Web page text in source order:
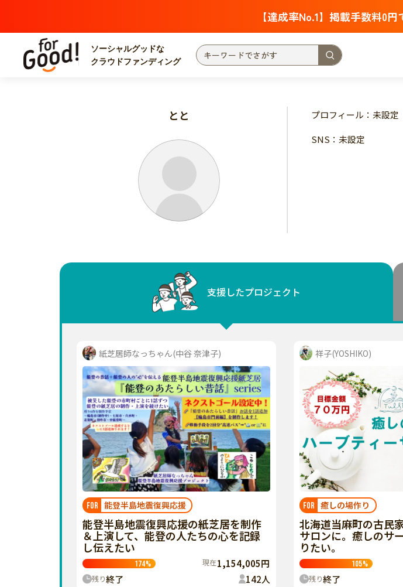
【達成率No.1】掲載手数料0
ソーシャルグッドな
クラウドファンディング
支援金額が多い 支援人数が多い
国際協力 子ども・教育
災害
北海道・東北
関東
新潟
中国
四国
九州・沖縄 福岡 佐賀 長崎 熊本 大
とと
プロフィール：未設定
SNS：未設定
支援したプロジェクト
紙芝居師なっちゃん(中谷 奈津子)
FOR 能登半島地震復興応援
能登半島地震復興応援の紙芝居を制作
＆上演して、能登の人たちの心を記録
し伝えたい
174% 現在1,154,005円
残り終了 142人
祥子(YOSHIKO)
FOR 癒しの場作り
北海道当麻町の古民
サロンに。癒しのサ
りたい。
105%
残り終了